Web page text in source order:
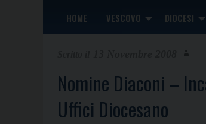
HOME VESCOVO DIOCESI
Nomine Diaconi –
Uffici Diocesano